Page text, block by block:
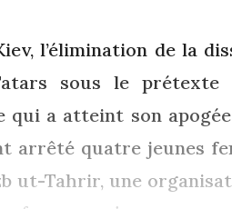
l’élimination de la
sous le prétexte
qui a atteint son
arrêté quatre jeunes
ut-Tahrir, une